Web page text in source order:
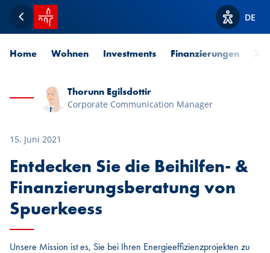
Zurück
Startseite SPUERKEESS
Optionen
DE
Home Wohnen Investments Finanzierungen
Thorunn Egilsdottir
Corporate Communication Manager
15. Juni 2021
Entdecken Sie die Beihilfen- &
Finanzierungsberatung von
Spuerkeess
Unsere Mission ist es, Sie bei Ihren Energieeffizienzprojekten zu